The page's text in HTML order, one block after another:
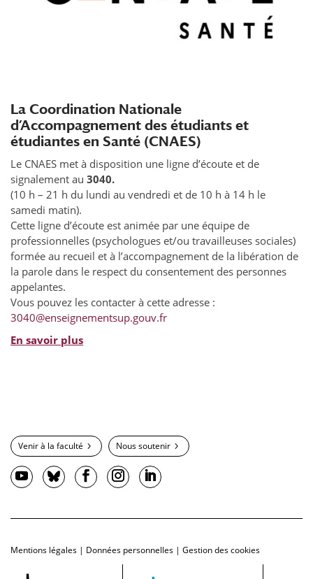
La Coordination Nationale
d’Accompagnement des étudiants et
étudiantes en Santé (CNAES)
Le CNAES met à disposition une ligne d’écoute et de
signalement au 3040.
(10 h – 21 h du lundi au vendredi et de 10 h à 14 h le
samedi matin).
Cette ligne d’écoute est animée par une équipe de
professionnelles (psychologues et/ou travailleuses sociales)
formée au recueil et à l’accompagnement de la libération de
la parole dans le respect du consentement des personnes
appelantes.
Vous pouvez les contacter à cette adresse :
3040@enseignementsup.gouv.fr
En savoir plus
Venir à la faculté Nous soutenir
Mentions légales | Données personnelles | Gestion des cookies